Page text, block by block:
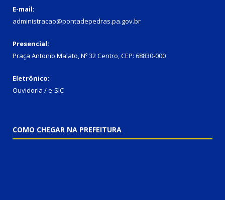
E-mail:
administracao@pontadepedras.pa.gov.br
Presencial:
Praça Antonio Malato, Nº 32 Centro, CEP: 68830-000
Eletrônico:
Ouvidoria / e-SIC
COMO CHEGAR NA PREFEITURA